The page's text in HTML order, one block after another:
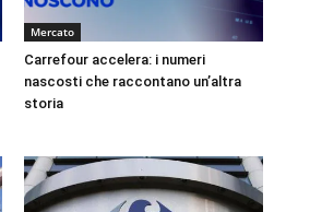
Mercato
Carrefour accelera: i numeri
nascosti che raccontano un’altra
storia